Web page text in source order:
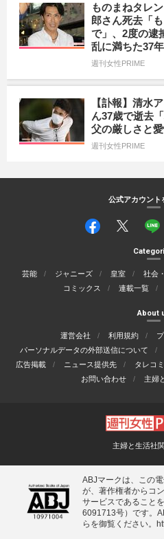
ものまねタレ
郎さん死去「
で」、2度の逮
乱に満ちた37
週刊女性PRIME
【訃報】清水
ん37歳で逝去
父の厳しさと
週刊女性PRIME
公式アカウント
芸能 ジャニーズ 皇室 社会
コミックス
連載一覧
About
運営会社 利用規約
パーソナルデータの外部送信について
広告掲載
ニュース提供先 タレコミ
お問い合わせ
主婦
主婦と生活社
ABJマークは、この
が、著作権者からコ
サービスであること
6091713号）です。
らを御覧ください。